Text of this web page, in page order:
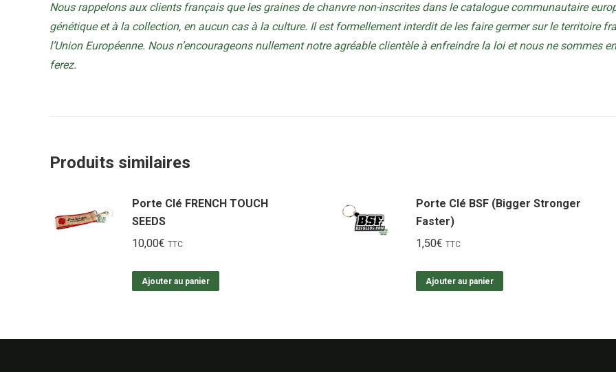
Nous rappelons aux clients français que les graines de chanvre non-inscrites dans le catalogue communautaire
génétique et à la collection, en aucun cas à la culture. Il est formellement interdit de les faire germer sur le territoire
l’Union Européenne. Nous n’encourageons nullement notre agréable clientèle à enfreindre la loi et nous ne sommes
ferez.
Produits similaires
Porte Clé FRENCH TOUCH
SEEDS
10,00€ TTC
Ajouter au panier
Porte Clé BSF (Bigger Stronger
Faster)
1,50€ TTC
Ajouter au panier